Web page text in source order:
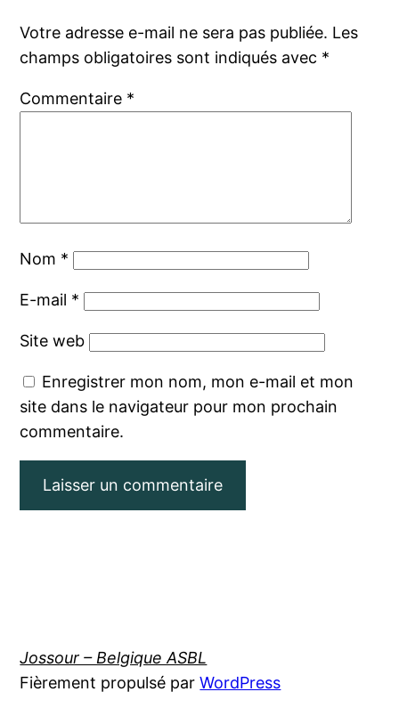
Votre adresse e-mail ne sera pas publiée. Les
champs obligatoires sont indiqués avec *
Commentaire *
Nom *
E-mail *
Site web
Enregistrer mon nom, mon e-mail et mon
site dans le navigateur pour mon prochain
commentaire.
Jossour – Belgique ASBL
Fièrement propulsé parWordPress